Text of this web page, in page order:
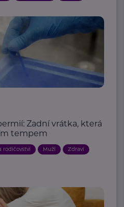
Zadní vrátka, která
tempem
rodičovství Muži Zdraví